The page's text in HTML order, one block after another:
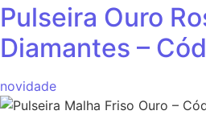
Pulseira Ouro
Diamantes –
novidade